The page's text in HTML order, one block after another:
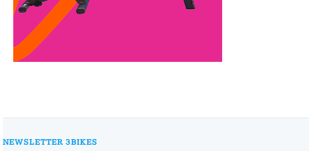
NEWSLETTER 3BIKES